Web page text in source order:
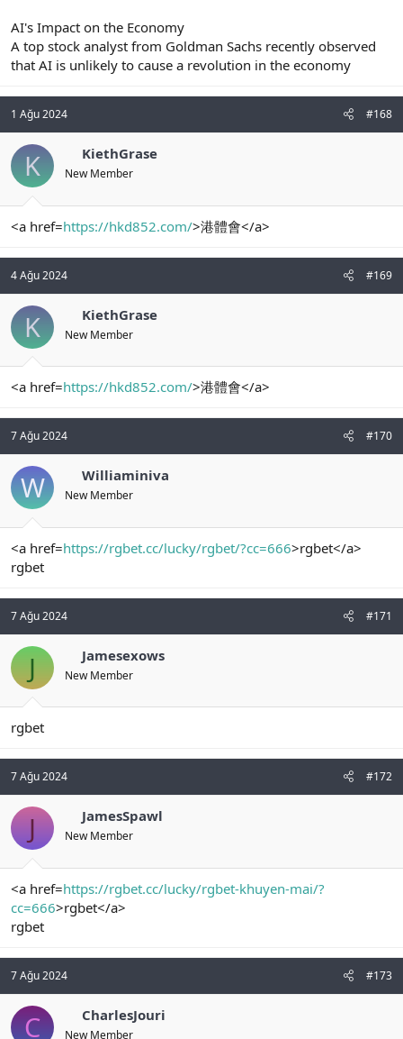
AI's Impact on the Economy
A top stock analyst from Goldman Sachs recently observed
that AI is unlikely to cause a revolution in the economy
1 Ağu 2024 #168
K KiethGrase
New Member
<a href=https://hkd852.com/>港體會</a>
4 Ağu 2024 #169
K KiethGrase
New Member
<a href=https://hkd852.com/>港體會</a>
7 Ağu 2024 #170
W Williaminiva
New Member
<a href=https://rgbet.cc/lucky/rgbet/?cc=666>rgbet</a>
rgbet
7 Ağu 2024 #171
J Jamesexows
New Member
rgbet
7 Ağu 2024 #172
J JamesSpawl
New Member
<a href=https://rgbet.cc/lucky/rgbet-khuyen-mai/?
cc=666>rgbet</a>
rgbet
7 Ağu 2024 #173
C CharlesJouri
New Member